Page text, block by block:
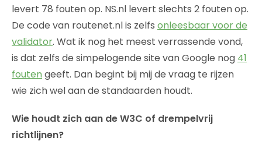
levert 78 fouten op. NS.nl levert slechts 2 fouten op.
De code van routenet.nl is zelfs onleesbaar voor de
validator. Wat ik nog het meest verrassende vond,
is dat zelfs de simpelogende site van Google nog 41
fouten geeft. Dan begint bij mij de vraag te rijzen
wie zich wel aan de standaarden houdt.
Wie houdt zich aan de W3C of drempelvrij
richtlijnen?